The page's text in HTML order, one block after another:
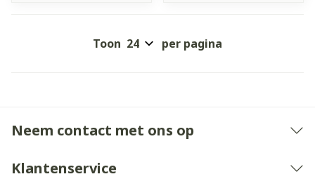
Toon per pagina
Neem contact met ons op
Klantenservice